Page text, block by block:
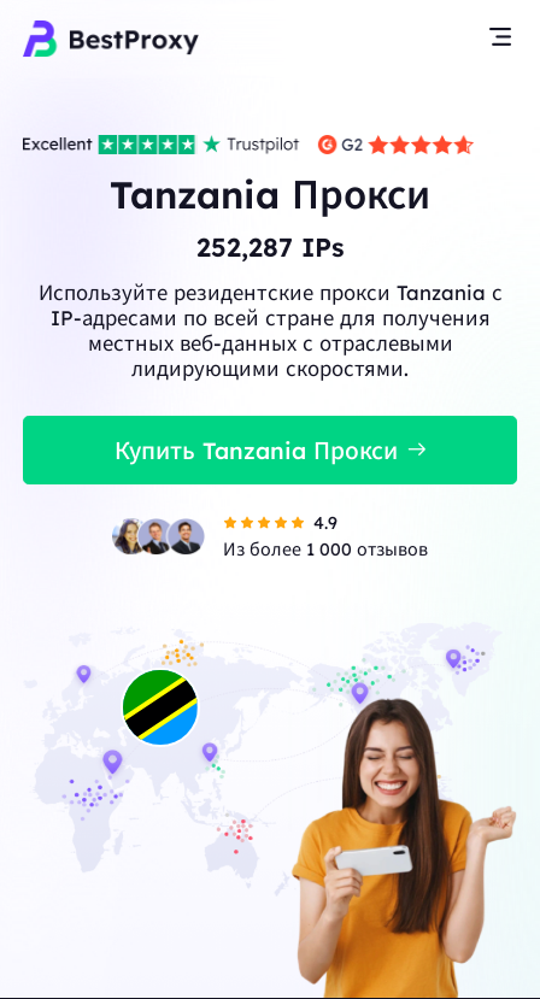
Tanzania Прокси
252,287 IPs
Используйте резидентские прокси Tanzania с
IP-адресами по всей стране для получения
местных веб-данных с отраслевыми
лидирующими скоростями.
Купить Tanzania Прокси
4.9
Из более 1 000 отзывов